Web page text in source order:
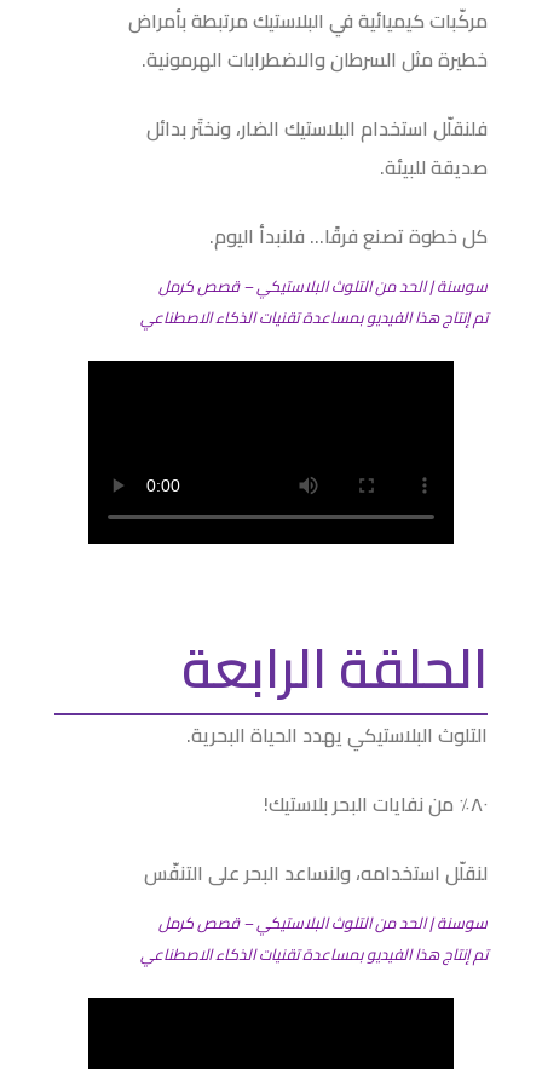
مركّبات كيميائية في البلاستيك مرتبطة بأمراض
خطيرة مثل السرطان والاضطرابات الهرمونية.
فلنقلّل استخدام البلاستيك الضار، ونختَر بدائل
صديقة للبيئة.
كل خطوة تصنع فرقًا… فلنبدأ اليوم.
سوسنة | الحد من التلوث البلاستيكي – قصص كرمل
تم إنتاج هذا الفيديو بمساعدة تقنيات الذكاء الاصطناعي
الحلقة الرابعة
التلوث البلاستيكي يهدد الحياة البحرية.
٨٠٪ من نفايات البحر بلاستيك!
لنقلّل استخدامه، ولنساعد البحر على التنفّس
سوسنة | الحد من التلوث البلاستيكي – قصص كرمل
تم إنتاج هذا الفيديو بمساعدة تقنيات الذكاء الاصطناعي